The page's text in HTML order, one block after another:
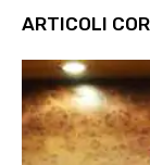
ARTICOLI